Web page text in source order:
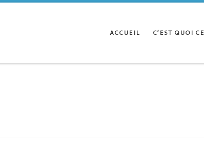
ACCUEIL C’EST QUOI